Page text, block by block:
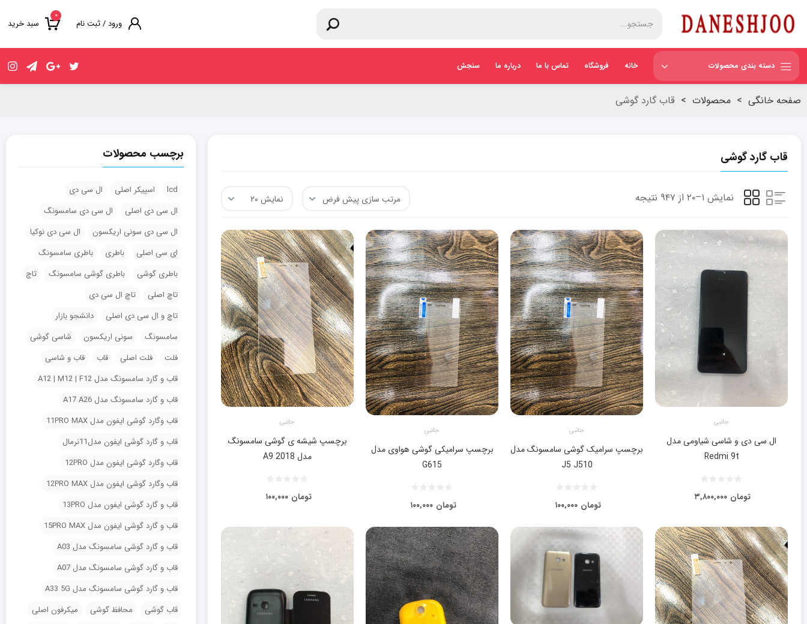
۰
سبد خرید ورود / ثبت نام
دسته بندی محصولات خانه فروشگاه تماس با ما درباره ما سنجش
صفحه خانگی > محصولات > قاب گارد گوشی
قاب گارد گوشی
نمایش ۱–۲۰ از ۹۴۷ نتیجه
جانبی
ال سی دی و شاسی شیاومی مدل
Redmi 9t
۳,۸۰۰,۰۰۰ تومان
جانبی
برچسپ سرامیک گوشی سامسونگ مدل
J5 J510
۱۰۰,۰۰۰ تومان
جانبی
برچسپ سرامیکی گوشی هواوی مدل
G615
۱۰۰,۰۰۰ تومان
جانبی
برچسپ شیشه ی گوشی سامسونگ
مدل A9 2018
۱۰۰,۰۰۰ تومان
برچسب محصولات
lcd اسپیکر اصلی
ال سی دی
ال سی دی اصلی
ال سی دی سامسونگ
ال سی دی سونی اریکسون
ال سی دی نوکیا
ای سی اصلی
باطری
باطری سامسونگ
باطری گوشی
باطری گوشی سامسونگ
تاچ
تاچ اصلی
تاچ ال سی دی
تاچ و ال سی دی اصلی
دانشجو بازار
سامسونگ
سونی اریکسون
شاسی گوشی
فلت
فلت اصلی قاب
قاب و شاسی
قاب و گارد سامسونگ مدل A12 | M12 | F12
قاب و گارد سامسونگ مدل A17 A26
قاب وگارد گوشی ایفون مدل 11PRO MAX
قاب و گارد گوشی ایفون مدل11نرمال
قاب وگارد گوشی ایفون مدل 12PRO
قاب وگارد گوشی ایفون مدل 12PRO MAX
قاب و گارد گوشی ایفون مدل 13PRO
قاب و گارد گوشی ایفون مدل 15PRO MAX
قاب و گارد گوشی سامسونگ مدل A03
قاب و گارد گوشی سامسونگ مدل A07
قاب و گارد گوشی سامسونگ مدل A33 5G
قاب گوشی
محافظ گوشی
میکرفون اصلی